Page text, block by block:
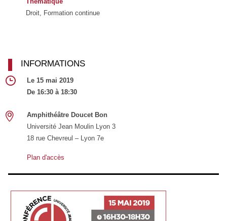
Droit, Formation continue
INFORMATIONS
Le 15 mai 2019
De 16:30 à 18:30
Amphithéâtre Doucet Bon
Université Jean Moulin Lyon 3
18 rue Chevreul – Lyon 7e
Plan d'accès